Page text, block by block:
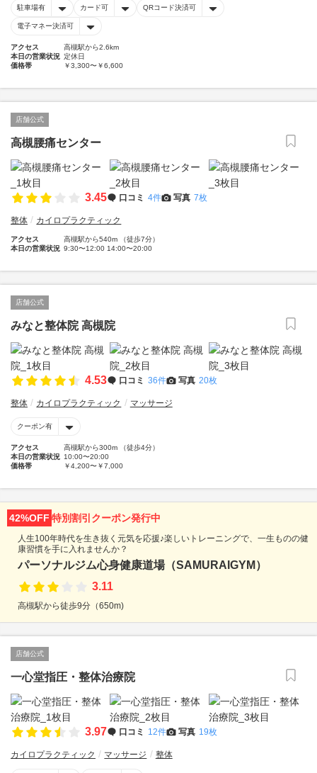
駐車場有 カード可 QRコード決済可
電子マネー決済可
アクセス
高槻駅から2.6km
本日の営業状況 定休日
価格帯
￥3,300〜￥6,600
店舗公式
高槻腰痛センター
3.45 口コミ 4件 写真 7枚
整体 カイロプラクティック
アクセス
高槻駅から540m （徒歩7分）
本日の営業状況 9:30〜12:00 14:00〜20:00
店舗公式
みなと整体院 高槻院
4.53 口コミ 36件 写真 20枚
整体 カイロプラクティック マッサージ
クーポン有
アクセス
高槻駅から300m （徒歩4分）
本日の営業状況 10:00〜20:00
価格帯
￥4,200〜￥7,000
42%OFF 特別割引クーポン発行中
人生100年時代を生き抜く元気を応援♪楽しいトレーニングで、一生ものの健
康習慣を手に入れませんか？
パーソナルジム心身健康道場（SAMURAIGYM）
3.11
高槻駅から徒歩9分（650m)
店舗公式
一心堂指圧・整体治療院
3.97 口コミ 12件 写真 19枚
カイロプラクティック マッサージ 整体